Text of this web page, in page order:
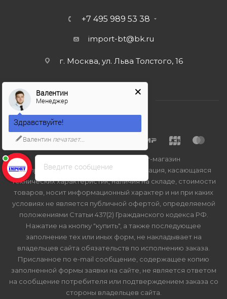
+7 495 989 53 38
import-bt@bk.ru
г. Москва, ул. Льва Толстого, 16
2026 © Import-bt.ru - интернет-магазин
Вся представленная на сайте информация, касающаяся
технических характеристик, наличия на складе, стоимости
товаров, носит информационный характер и ни при каких
условиях не является публичной офертой, определяемой
положениями Статьи 437(2) Гражданского кодекса РФ.
Нажатие на кнопку "купить", а также последующее
заполнение тех или иных форм, не накладывает на
владельцев сайта обязательств по исполнению заказа.
Присланное по e-mail сообщение, содержащее копию
заполненной формы заявки на сайте, не является ответом
на сообщение потребителя или подтверждением заказа со
стороны владельцев сайта.
Введите сообщение
Валентин
Менеджер
Здравствуйте!
Валентин печатает...